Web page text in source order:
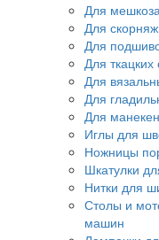
Для
Для
Для
Для ткацких
Для
Для
Для
Иглы для
Ножницы
Шкатулки
Нитки для
Столы и
машин